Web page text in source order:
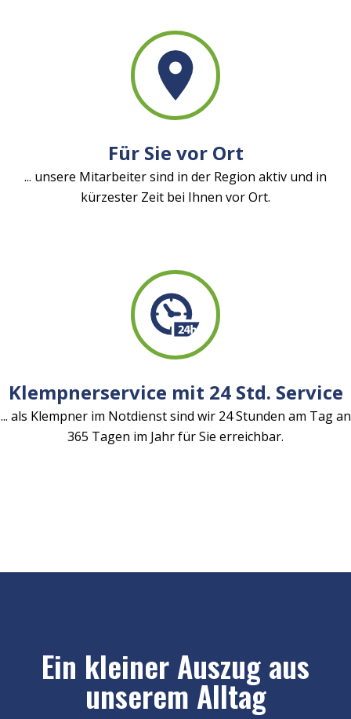
Für Sie vor Ort
... unsere Mitarbeiter sind in der Region aktiv und in
kürzester Zeit bei Ihnen vor Ort.
Klempnerservice mit 24 Std. Service
... als Klempner im Notdienst sind wir 24 Stunden am Tag an
365 Tagen im Jahr für Sie erreichbar.
Ein kleiner Auszug aus
unserem Alltag